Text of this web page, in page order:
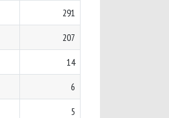
291
207
14
6
5